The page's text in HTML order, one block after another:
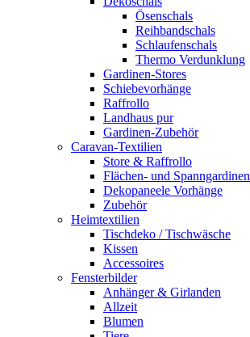
Ösenschals
Reihbandschals
Schlaufenschals
Thermo Verdunklung
Gardinen-Stores
Schiebevorhänge
Raffrollo
Landhaus pur
Gardinen-Zubehör
Caravan-Textilien
Store & Raffrollo
Flächen- und Spanngardinen
Dekopaneele Vorhänge
Zubehör
Heimtextilien
Tischdeko / Tischwäsche
Kissen
Accessoires
Fensterbilder
Anhänger & Girlanden
Allzeit
Blumen